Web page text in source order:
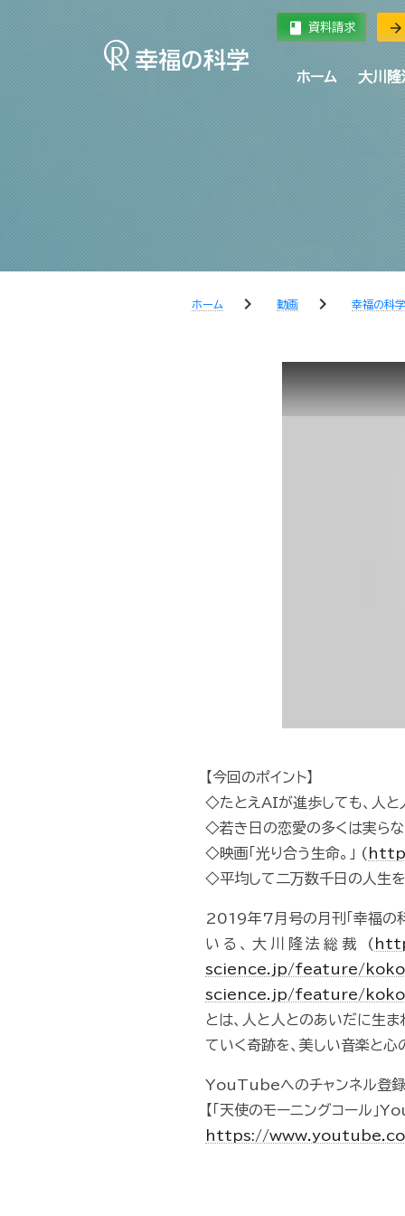
book 資料請求 arrow_forward
ホーム 大川隆
ホーム chevron_right 動画 chevron_right 幸福の科
【今回のポイント】
◇たとえAIが進歩しても、人と
◇若き日の恋愛の多くは実らない
◇映画「光り合う生命。」 (
◇平均して二万数千日の人生
2019年7月号の月刊「幸福の
いる、大川隆法総裁 (
science.jp/feature/
science.jp/feature/
とは、人と人とのあいだに生
ていく奇跡を、美しい音楽と心
YouTubeへのチャンネル登録
【「天使のモーニングコール」
https://